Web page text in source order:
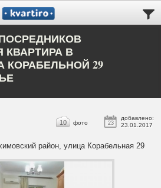
В
КОРАБЕЛЬНОЙ 29
23
добавлено:
23.01.2017
10 фото
район, улица Корабельная 29